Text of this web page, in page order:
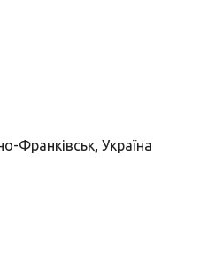
Франківськ, Україна